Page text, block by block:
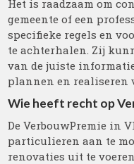
Het is raadzaam om
gemeente of een
specifieke regels en
te achterhalen. Zij
van de juiste
plannen en realiseren
Wie heeft recht op
De VerbouwPremie in
particulieren aan te
renovaties uit te